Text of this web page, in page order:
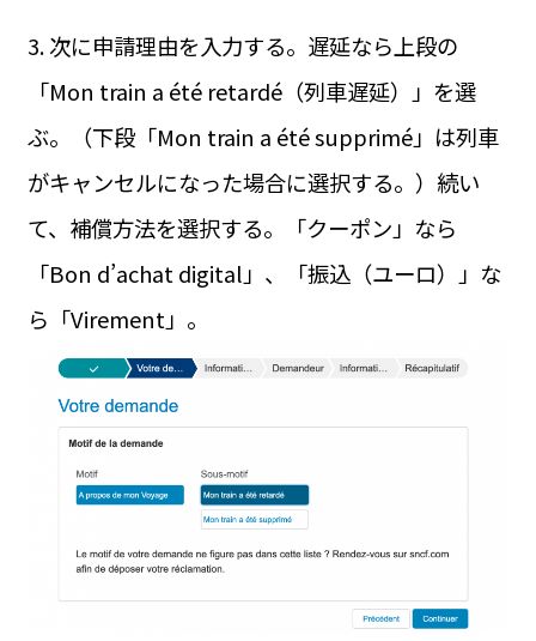
3. 次に申請理由を入力する。遅延なら上段の
「Mon train a été retardé（列車遅延）」を選
ぶ。（下段「Mon train a été supprimé」は列車
がキャンセルになった場合に選択する。）続い
て、補償方法を選択する。「クーポン」なら
「Bon d’achat digital」、「振込（ユーロ）」な
ら「Virement」。